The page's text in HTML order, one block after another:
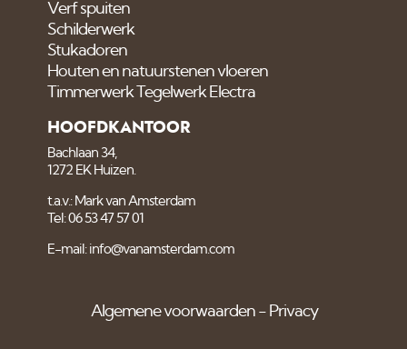
Verf spuiten
Schilderwerk
Stukadoren
Houten en natuurstenen vloeren
Timmerwerk Tegelwerk Electra
HOOFDKANTOOR
Bachlaan 34,
1272 EK Huizen.
t.a.v.: Mark van Amsterdam
Tel: 06 53 47 57 01
E-mail: info@vanamsterdam.com
Algemene voorwaarden Privacy